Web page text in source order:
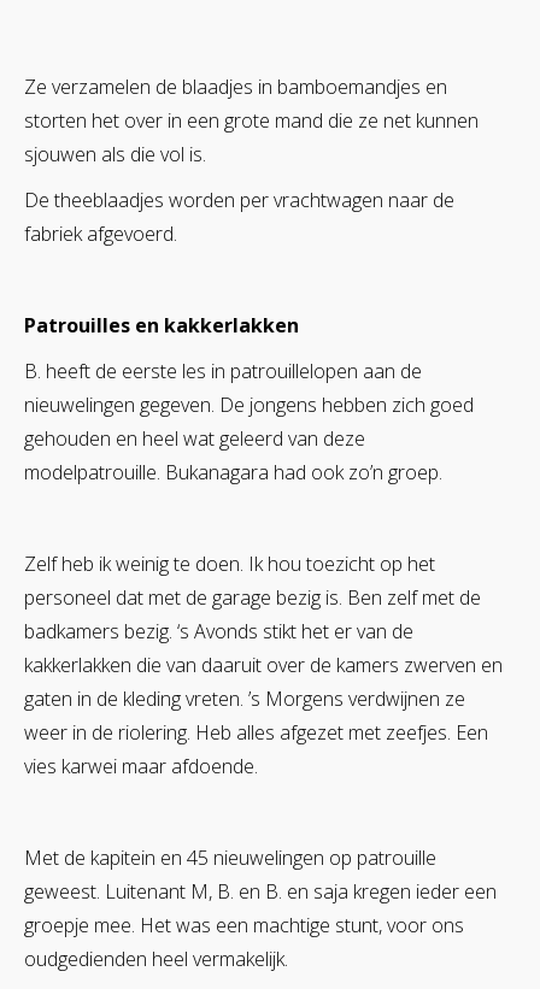
Ze verzamelen de blaadjes in bamboemandjes en
storten het over in een grote mand die ze net kunnen
sjouwen als die vol is.
De theeblaadjes worden per vrachtwagen naar de
fabriek afgevoerd.
Patrouilles en kakkerlakken
B. heeft de eerste les in patrouillelopen aan de
nieuwelingen gegeven. De jongens hebben zich goed
gehouden en heel wat geleerd van deze
modelpatrouille. Bukanagara had ook zo’n groep.
Zelf heb ik weinig te doen. Ik hou toezicht op het
personeel dat met de garage bezig is. Ben zelf met de
badkamers bezig. ‘s Avonds stikt het er van de
kakkerlakken die van daaruit over de kamers zwerven en
gaten in de kleding vreten. ’s Morgens verdwijnen ze
weer in de riolering. Heb alles afgezet met zeefjes. Een
vies karwei maar afdoende.
Met de kapitein en 45 nieuwelingen op patrouille
geweest. Luitenant M, B. en B. en saja kregen ieder een
groepje mee. Het was een machtige stunt, voor ons
oudgedienden heel vermakelijk.